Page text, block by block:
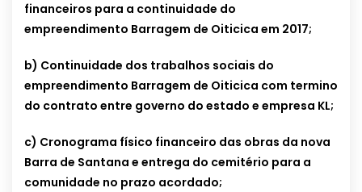
financeiros para a continuidade do
empreendimento Barragem de Oiticica em 2017;
b) Continuidade dos trabalhos sociais do
empreendimento Barragem de Oiticica com termino
do contrato entre governo do estado e empresa KL;
c) Cronograma físico financeiro das obras da nova
Barra de Santana e entrega do cemitério para a
comunidade no prazo acordado;